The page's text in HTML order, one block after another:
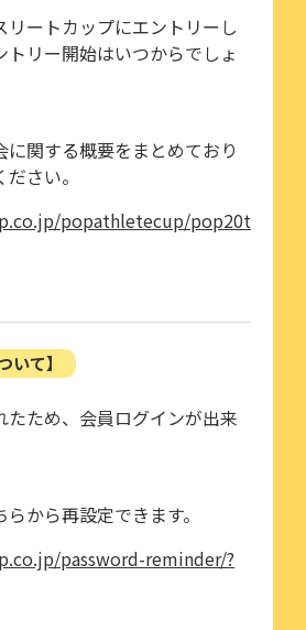
リートカップにエントリーし
トリー開始はいつからでしょ
関する概要をまとめており
さい。
popathletecup/pop20t
いて】
たため、会員ログインが出来
から再設定できます。
password-reminder/?